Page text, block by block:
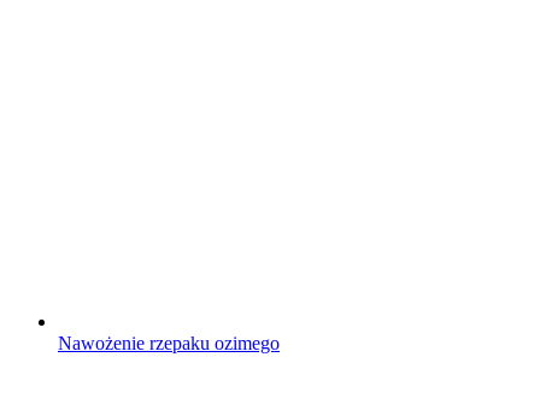
Nawożenie rzepaku ozimego